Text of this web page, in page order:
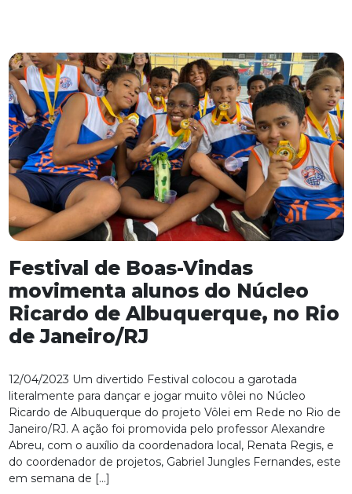
Festival de Boas-Vindas
movimenta alunos do Núcleo
Ricardo de Albuquerque, no Rio
de Janeiro/RJ
12/04/2023 Um divertido Festival colocou a garotada
literalmente para dançar e jogar muito vôlei no Núcleo
Ricardo de Albuquerque do projeto Vôlei em Rede no Rio de
Janeiro/RJ. A ação foi promovida pelo professor Alexandre
Abreu, com o auxílio da coordenadora local, Renata Regis, e
do coordenador de projetos, Gabriel Jungles Fernandes, este
em semana de […]